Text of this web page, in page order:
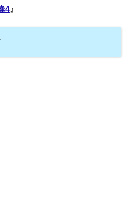
4 』